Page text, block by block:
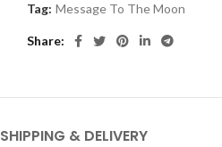
Tag: Message To The Moon
Share
SHIPPING & DELIVERY